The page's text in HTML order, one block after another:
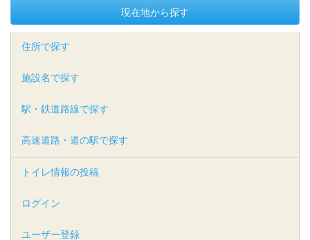
現在地から探す
住所で探す
施設名で探す
駅・鉄道路線で探す
高速道路・道の駅で探す
トイレ情報の投稿
ログイン
ユーザー登録